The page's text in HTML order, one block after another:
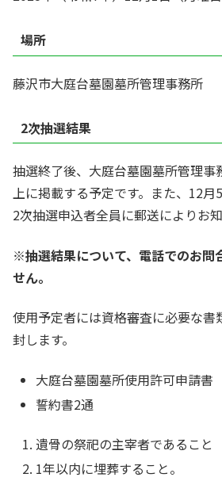
場所
藤沢市大庭台墓園墓所管理事務所
2次抽選結果
抽選終了後、大庭台墓園墓所管理事
上に掲載する予定です。また、12月
2次抽選申込者全員に郵送によりお
※抽選結果について、電話でのお問
せん。
使用予定者には資格審査に必要な書
封します。
大庭台墓園墓所使用許可申請書
誓約書2通
遺骨の祭祀の主宰者であること
1年以内に埋葬すること。